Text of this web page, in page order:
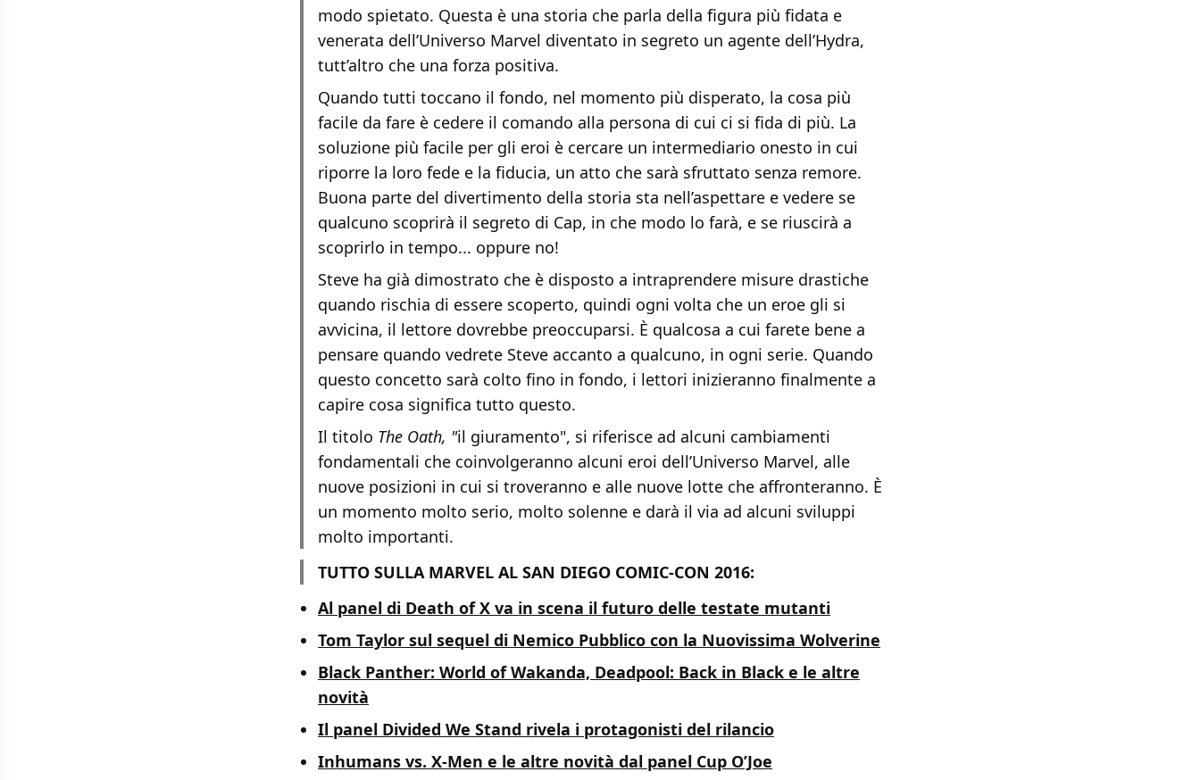
modo spietato. Questa è una storia che parla della figura più fidata e
venerata dell’Universo Marvel diventato in segreto un agente dell’Hydra,
tutt’altro che una forza positiva.
Quando tutti toccano il fondo, nel momento più disperato, la cosa più
facile da fare è cedere il comando alla persona di cui ci si fida di più. La
soluzione più facile per gli eroi è cercare un intermediario onesto in cui
riporre la loro fede e la fiducia, un atto che sarà sfruttato senza remore.
Buona parte del divertimento della storia sta nell’aspettare e vedere se
qualcuno scoprirà il segreto di Cap, in che modo lo farà, e se riuscirà a
scoprirlo in tempo... oppure no!
Steve ha già dimostrato che è disposto a intraprendere misure drastiche
quando rischia di essere scoperto, quindi ogni volta che un eroe gli si
avvicina, il lettore dovrebbe preoccuparsi. È qualcosa a cui farete bene a
pensare quando vedrete Steve accanto a qualcuno, in ogni serie. Quando
questo concetto sarà colto fino in fondo, i lettori inizieranno finalmente a
capire cosa significa tutto questo.
Il titolo The Oath, "il giuramento", si riferisce ad alcuni cambiamenti
fondamentali che coinvolgeranno alcuni eroi dell’Universo Marvel, alle
nuove posizioni in cui si troveranno e alle nuove lotte che affronteranno. È
un momento molto serio, molto solenne e darà il via ad alcuni sviluppi
molto importanti.
TUTTO SULLA MARVEL AL SAN DIEGO COMIC-CON 2016:
Al panel di Death of X va in scena il futuro delle testate mutanti
Tom Taylor sul sequel di Nemico Pubblico con la Nuovissima Wolverine
Black Panther: World of Wakanda, Deadpool: Back in Black e le altre
novità
Il panel Divided We Stand rivela i protagonisti del rilancio
Inhumans vs. X-Men e le altre novità dal panel Cup O’Joe